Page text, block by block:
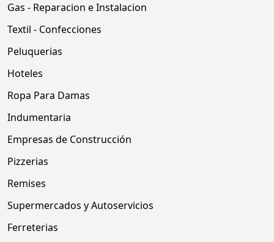
Gas - Reparacion e Instalacion
Textil - Confecciones
Peluquerias
Hoteles
Ropa Para Damas
Indumentaria
Empresas de Construcción
Pizzerias
Remises
Supermercados y Autoservicios
Ferreterias